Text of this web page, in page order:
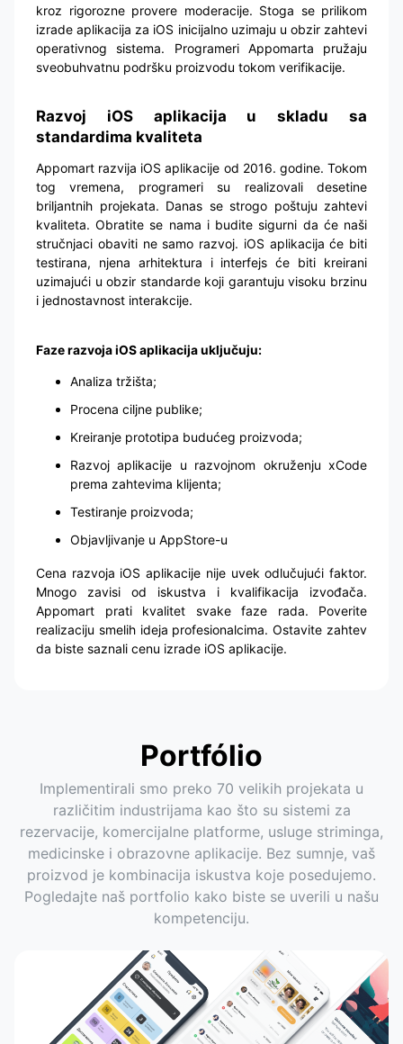
kroz rigorozne provere moderacije. Stoga se prilikom
izrade aplikacija za iOS inicijalno uzimaju u obzir zahtevi
operativnog sistema. Programeri Appomarta pružaju
sveobuhvatnu podršku proizvodu tokom verifikacije.
Razvoj iOS aplikacija u skladu sa
standardima kvaliteta
Appomart razvija iOS aplikacije od 2016. godine. Tokom
tog vremena, programeri su realizovali desetine
briljantnih projekata. Danas se strogo poštuju zahtevi
kvaliteta. Obratite se nama i budite sigurni da će naši
stručnjaci obaviti ne samo razvoj. iOS aplikacija će biti
testirana, njena arhitektura i interfejs će biti kreirani
uzimajući u obzir standarde koji garantuju visoku brzinu
i jednostavnost interakcije.
Faze razvoja iOS aplikacija uključuju:
Analiza tržišta;
Procena ciljne publike;
Kreiranje prototipa budućeg proizvoda;
Razvoj aplikacije u razvojnom okruženju xCode
prema zahtevima klijenta;
Testiranje proizvoda;
Objavljivanje u AppStore-u
Cena razvoja iOS aplikacije nije uvek odlučujući faktor.
Mnogo zavisi od iskustva i kvalifikacija izvođača.
Appomart prati kvalitet svake faze rada. Poverite
realizaciju smelih ideja profesionalcima. Ostavite zahtev
da biste saznali cenu izrade iOS aplikacije.
Portfólio
Implementirali smo preko 70 velikih projekata u
različitim industrijama kao što su sistemi za
rezervacije, komercijalne platforme, usluge striminga,
medicinske i obrazovne aplikacije. Bez sumnje, vaš
proizvod je kombinacija iskustva koje posedujemo.
Pogledajte naš portfolio kako biste se uverili u našu
kompetenciju.